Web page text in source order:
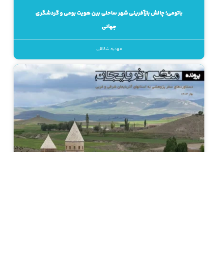
باتومی؛ چالش بازآفرینی شهر ساحلی بین هویت بومی و گردشگری
جهانی
مهدیه شقاقی